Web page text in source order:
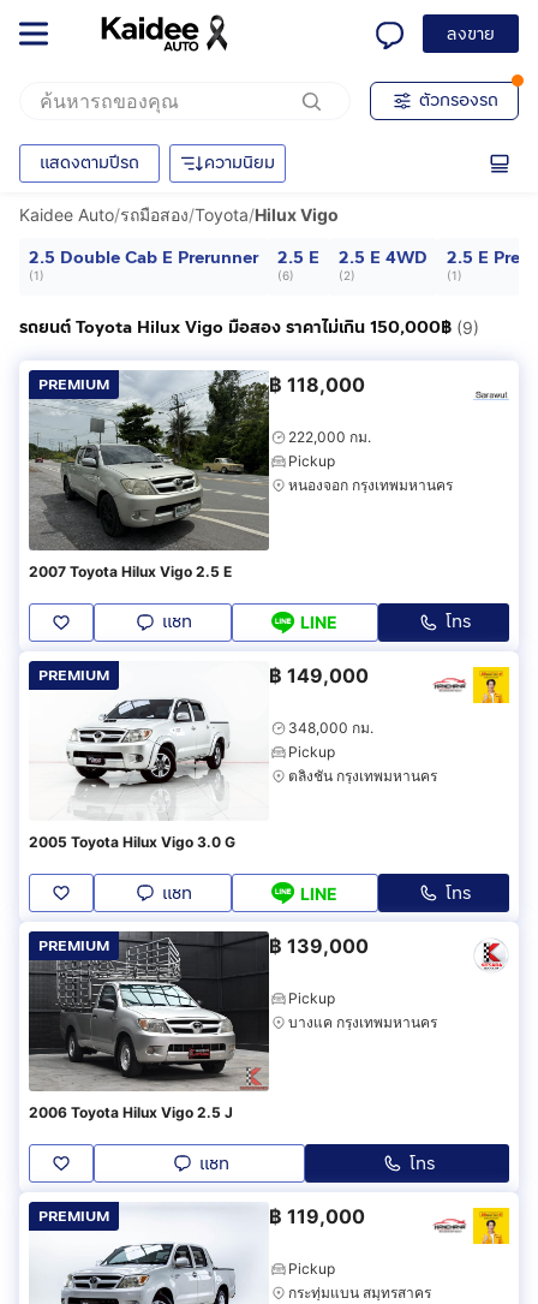
ลงขาย
ตัวกรองรถ
แสดงตามปีรถ ความนิยม
Kaidee Auto/รถมือสอง/Toyota/Hilux Vigo
2.5 Double Cab E Prerunner
(1)
2.5 E
(6)
2.5 E 4WD
(2)
2.5 E
(1)
รถยนต์ Toyota Hilux Vigo มือสอง ราคาไม่เกิน 150,000฿ (9)
PREMIUM ฿ 118,000
222,000 กม.
Pickup
หนองจอก กรุงเทพมหานคร
2007 Toyota Hilux Vigo 2.5 E
แชท LINE โทร
PREMIUM ฿ 149,000
348,000 กม.
Pickup
ตลิ่งชัน กรุงเทพมหานคร
2005 Toyota Hilux Vigo 3.0 G
แชท LINE โทร
PREMIUM ฿ 139,000
Pickup
บางแค กรุงเทพมหานคร
2006 Toyota Hilux Vigo 2.5 J
แชท โทร
PREMIUM ฿ 119,000
Pickup
กระทุ่มแบน สมุทรสาคร